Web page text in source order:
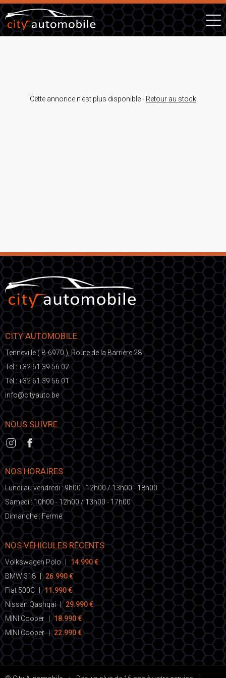
Cette annonce n'est plus disponible - Retour au stock
CITY AUTOMOBILE
Tenneville ( B-6970 ), Route de la Barrière 28
Tel : +32 61 39 56 02
Tel : +32 61 39 56 01
eb.otuayt
ic@o
fni
NOUS SUIVRE
NOS HORAIRES
Lundi au vendredi : 9h00 - 12h00 / 13h00 - 18h00
Samedi : 10h00 - 12h00 / 13h00 - 17h00
Dimanche : Fermé
NOS VÉHICULES RÉCENTS
Volkswagen Polo |
14.990 €
BMW 318 | 26.990 €
Fiat 500C | 11.990 €
Nissan Qashqai | 29.990 €
MINI Cooper | 18.990 €
MINI Cooper | 22.990 €